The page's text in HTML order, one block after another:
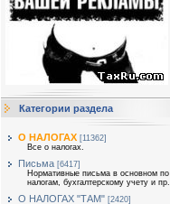
Категории раздела
О НАЛОГАХ [11362]
Все о налогах.
Письма [6417]
Нормативные письма в основном по
налогам, бухгалтерскому учету и пр.
О НАЛОГАХ "ТАМ" [2420]